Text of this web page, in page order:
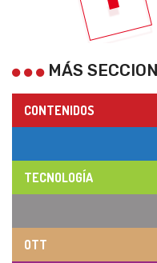
MÁS
CONTENIDOS
TECNOLOGÍA
OTT